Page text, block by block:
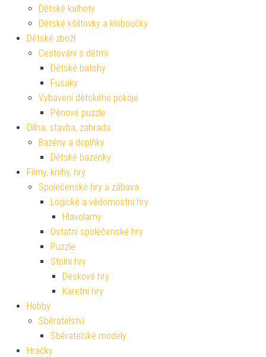
Dětské kalhoty
Dětské kšiltovky a kloboučky
Dětské zboží
Cestování s dětmi
Dětské batohy
Fusaky
Vybavení dětského pokoje
Pěnové puzzle
Dílna, stavba, zahrada
Bazény a doplňky
Dětské bazénky
Filmy, knihy, hry
Společenské hry a zábava
Logické a vědomostní hry
Hlavolamy
Ostatní společenské hry
Puzzle
Stolní hry
Deskové hry
Karetní hry
Hobby
Sběratelství
Sběratelské modely
Hračky